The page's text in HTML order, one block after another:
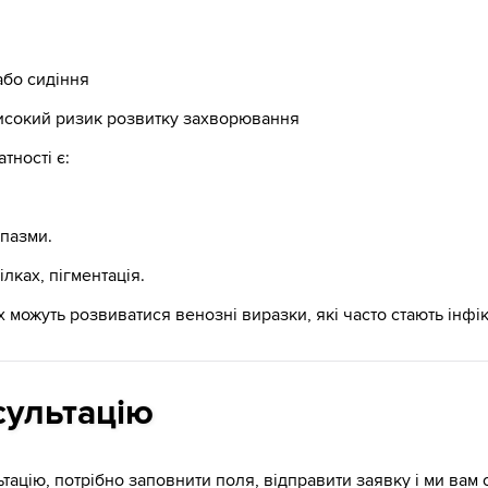
сидіння
ризик розвитку захворювання
є:
пігментація.
розвиватися венозні виразки, які часто стають
потрібно заповнити поля, відправити заявку і ми